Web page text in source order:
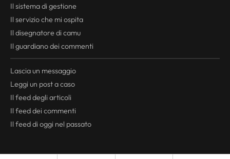
Il sistema di gestione
Il servizio che mi ospita
Il disegnatore di camu
Il guardiano dei commenti
Lascia un messaggio
Leggi un post a caso
Il feeddegli articoli
Il feeddei commenti
Il feeddi oggi nel passato